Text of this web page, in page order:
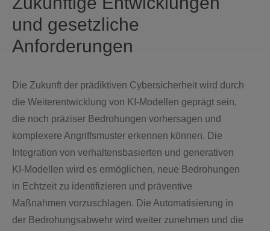
und gesetzliche
Anforderungen
Die Zukunft der prädiktiven Cybersicherheit wird durch
die Weiterentwicklung von KI-Modellen geprägt sein,
die noch präziser Bedrohungen vorhersagen und
komplexere Angriffsmuster erkennen können. Die
Integration von verhaltensbasierten und generativen
KI-Modellen wird es ermöglichen, neue Bedrohungen
in Echtzeit zu identifizieren und präventive
Maßnahmen vorzuschlagen. Die Automatisierung in
der Bedrohungsabwehr wird weiter zunehmen und die